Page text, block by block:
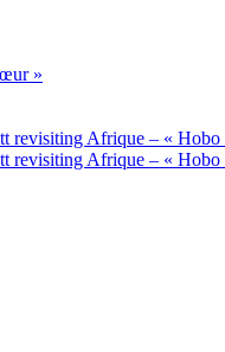
»
revisiting Afrique – « Hobo
revisiting Afrique – « Hobo